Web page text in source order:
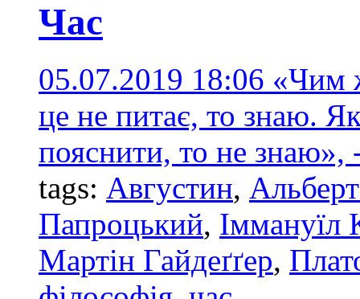
Час
05.07.2019 18:06 «Чим
це не питає, то знаю.
пояснити, то не знаю»,
tags: Августин,
Папроцький, Іммануїл
Мартін Гайдеґґер,